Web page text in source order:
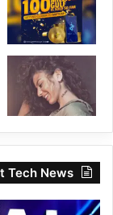
Tech News